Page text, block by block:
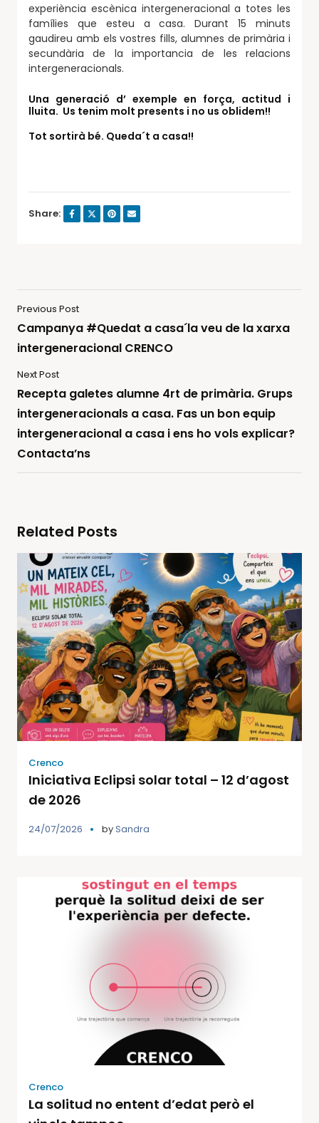
experiència escènica intergeneracional a totes les
famílies que esteu a casa. Durant 15 minuts
gaudireu amb els vostres fills, alumnes de primària i
secundària de la importancia de les relacions
intergeneracionals.
Una generació d’ exemple en força, actitud i
lluita. Us tenim molt presents i no us oblidem!!
Tot sortirà bé. Queda´t a casa!!
Share:
Previous Post
Campanya #Quedat a casa´la veu de la xarxa
intergeneracional CRENCO
Next Post
Recepta galetes alumne 4rt de primària. Grups
intergeneracionals a casa. Fas un bon equip
intergeneracional a casa i ens ho vols explicar?
Contacta’ns
Related Posts
Crenco
Iniciativa Eclipsi solar total – 12 d’agost
de 2026
24/07/2026 bySandra
Crenco
La solitud no entent d’edat però el